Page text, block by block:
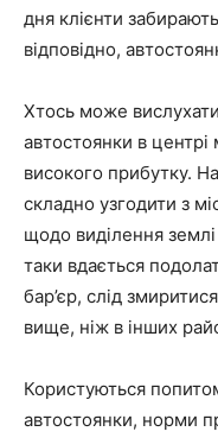
дня клієнти
відповідно,
Хтось може
автостоянки в
високого прибутку.
складно узгодити з
щодо виділення
таки вдається
бар’єр, слід
вище, ніж в інших
Користуються
автостоянки, норми